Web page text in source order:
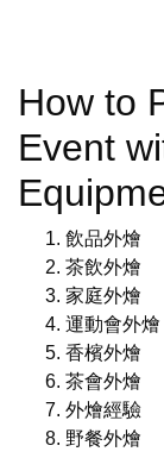
How to
Event
飲品外燴
茶飲外燴
家庭外燴
運動會外燴
香檳外燴
茶會外燴
外燴經驗
野餐外燴